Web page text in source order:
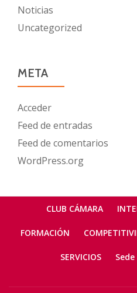
Noticias
Uncategorized
META
Acceder
Feed de entradas
Feed de comentarios
WordPress.org
Menú
secundario
CLUB CÁMARA
FORMACIÓN
SERVICIOS